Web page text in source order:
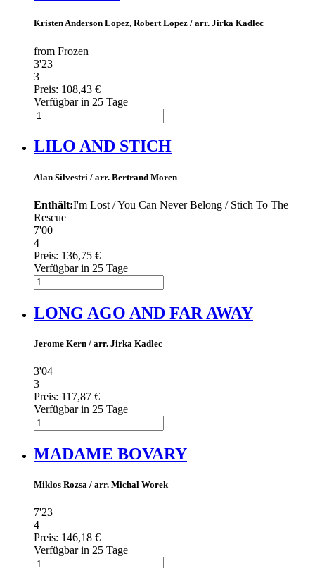
Kristen Anderson Lopez, Robert Lopez / arr. Jirka Kadlec
from Frozen
3'23
3
Preis: 108,43 €
Verfügbar in 25 Tage
LILO AND STICH
Alan Silvestri / arr. Bertrand Moren
Enthält:I'm Lost / You Can Never Belong / Stich To The
Rescue
7'00
4
Preis: 136,75 €
Verfügbar in 25 Tage
LONG AGO AND FAR AWAY
Jerome Kern / arr. Jirka Kadlec
3'04
3
Preis: 117,87 €
Verfügbar in 25 Tage
MADAME BOVARY
Miklos Rozsa / arr. Michal Worek
7'23
4
Preis: 146,18 €
Verfügbar in 25 Tage